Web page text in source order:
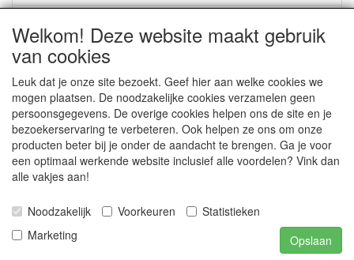
Aktieartikelen
Medisan Trading te Alblasserdam. Alle genoemde prijzen zijn
inclusief BTW enexclusief verzendkostentenzij anders
aangegeven.
Welkom! Deze website maakt gebruik
van cookies
Leuk dat je onze site bezoekt. Geef hier aan welke cookies we
mogen plaatsen. De noodzakelijke cookies verzamelen geen
persoonsgegevens. De overige cookies helpen ons de site en je
bezoekerservaring te verbeteren. Ook helpen ze ons om onze
producten beter bij je onder de aandacht te brengen. Ga je voor
een optimaal werkende website inclusief alle voordelen? Vink dan
alle vakjes aan!
Noodzakelijk Voorkeuren
Statistieken
Marketing
Opslaan